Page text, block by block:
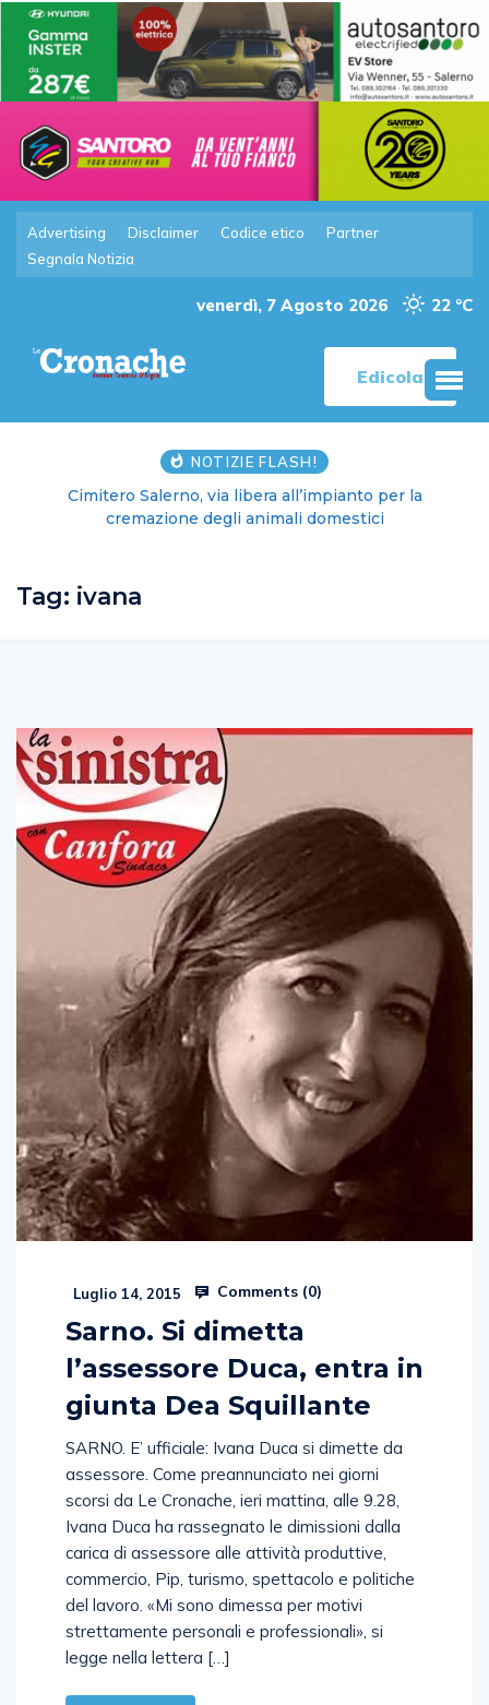
Advertising Disclaimer Codice etico
Partner
Segnala Notizia
venerdì, 7 Agosto 2026 22 °C
Edicola
NOTIZIE FLASH!
Cimitero Salerno, via libera all’impianto per la
cremazione degli animali domestici
Tag: ivana
Luglio 14, 2015 Comments (0)
Sarno. Si dimetta
l’assessore Duca, entra in
giunta Dea Squillante
SARNO. E’ ufficiale: Ivana Duca si dimette da
assessore. Come preannunciato nei giorni
scorsi da Le Cronache, ieri mattina, alle 9.28,
Ivana Duca ha rassegnato le dimissioni dalla
carica di assessore alle attività produttive,
commercio, Pip, turismo, spettacolo e politiche
del lavoro. «Mi sono dimessa per motivi
strettamente personali e professionali», si
legge nella lettera […]